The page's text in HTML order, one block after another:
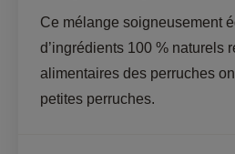
Ce mélange soigneusement
d’ingrédients 100 % naturels
alimentaires des perruches
petites perruches.